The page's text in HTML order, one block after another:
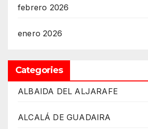
febrero 2026
enero 2026
Categories
ALBAIDA DEL ALJARAFE
ALCALÁ DE GUADAIRA